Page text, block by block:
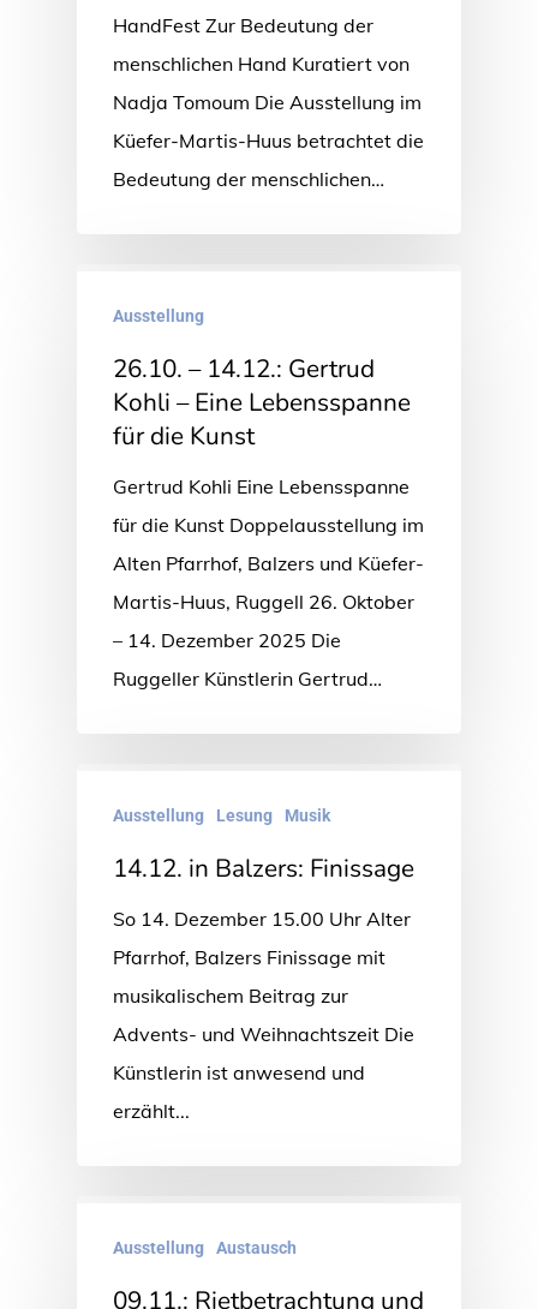
HandFest Zur Bedeutung der
menschlichen Hand Kuratiert von
Nadja Tomoum Die Ausstellung im
Küefer-Martis-Huus betrachtet die
Bedeutung der menschlichen…
Ausstellung
26.10. – 14.12.: Gertrud
Kohli – Eine Lebensspanne
für die Kunst
Gertrud Kohli Eine Lebensspanne
für die Kunst Doppelausstellung im
Alten Pfarrhof, Balzers und Küefer-
Martis-Huus, Ruggell 26. Oktober
– 14. Dezember 2025 Die
Ruggeller Künstlerin Gertrud…
Ausstellung Lesung Musik
14.12. in Balzers: Finissage
So 14. Dezember 15.00 Uhr Alter
Pfarrhof, Balzers Finissage mit
musikalischem Beitrag zur
Advents- und Weihnachtszeit Die
Künstlerin ist anwesend und
erzählt...
Ausstellung Austausch
09.11.: Rietbetrachtung und